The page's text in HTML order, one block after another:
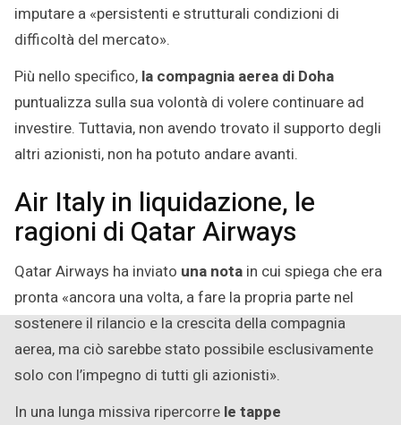
imputare a «persistenti e strutturali condizioni di
difficoltà del mercato».
Più nello specifico, la compagnia aerea di Doha
puntualizza sulla sua volontà di volere continuare ad
investire. Tuttavia, non avendo trovato il supporto degli
altri azionisti, non ha potuto andare avanti.
Air Italy in liquidazione, le
ragioni di Qatar Airways
Qatar Airways ha inviato una nota in cui spiega che era
pronta «ancora una volta, a fare la propria parte nel
sostenere il rilancio e la crescita della compagnia
aerea, ma ciò sarebbe stato possibile esclusivamente
solo con l’impegno di tutti gli azionisti».
In una lunga missiva ripercorre le tappe